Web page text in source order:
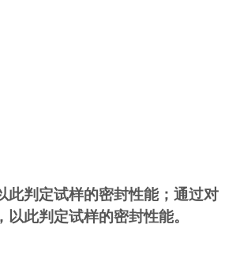
此判定试样的密封性能；通过对
此判定试样的密封性能。